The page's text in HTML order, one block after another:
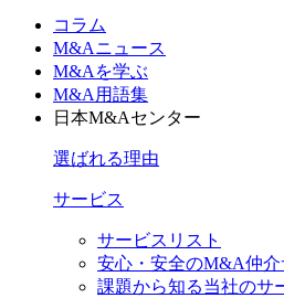
コラム
M&Aニュース
M&Aを学ぶ
M&A用語集
日本M&Aセンター
選ばれる理由
サービス
サービスリスト
安心・安全のM&A仲介
課題から知る当社のサ